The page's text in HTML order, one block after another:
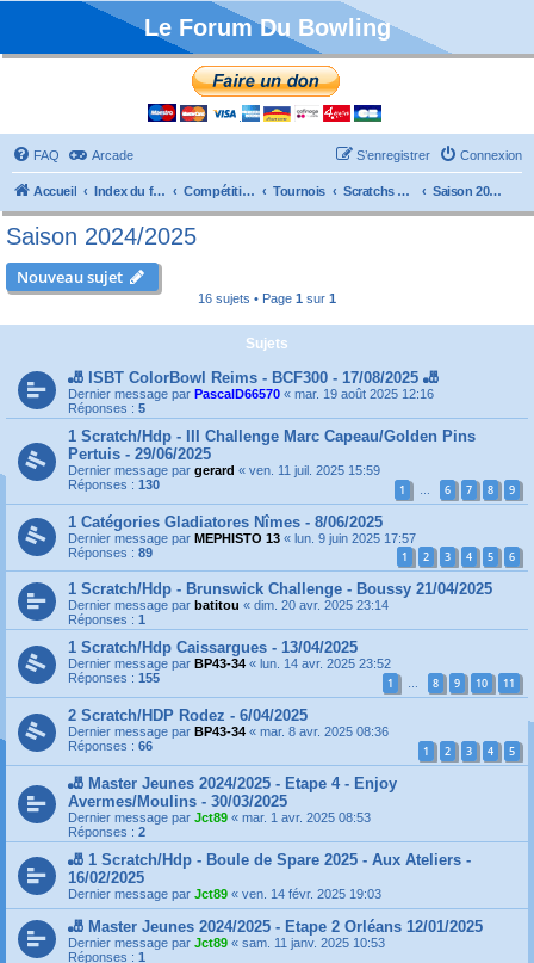
Le Forum Du Bowling
FAQ Arcade Connexion
S’enregistrer
Accueil Index du forum Compétitions Tournois Scratchs et Internationaux Saison 2024/2025
Saison 2024/2025
Nouveau sujet
16 sujets • Page 1 sur 1
Sujets
🎳 ISBT ColorBowl Reims - BCF300 - 17/08/2025 🎳
Dernier message par PascalD66570 « mar. 19 août 2025 12:16
Réponses : 5
1 Scratch/Hdp - III Challenge Marc Capeau/Golden Pins
Pertuis - 29/06/2025
Dernier message par gerard « ven. 11 juil. 2025 15:59
Réponses : 130 1 … 6 7 8 9
1 Catégories Gladiatores Nîmes - 8/06/2025
Dernier message par MEPHISTO 13 « lun. 9 juin 2025 17:57
Réponses : 89 1 2 3 4 5 6
1 Scratch/Hdp - Brunswick Challenge - Boussy 21/04/2025
Dernier message par batitou « dim. 20 avr. 2025 23:14
Réponses : 1
1 Scratch/Hdp Caissargues - 13/04/2025
Dernier message par BP43-34 « lun. 14 avr. 2025 23:52
Réponses : 155 1 … 8 9 10 11
2 Scratch/HDP Rodez - 6/04/2025
Dernier message par BP43-34 « mar. 8 avr. 2025 08:36
Réponses : 66 1 2 3 4 5
🎳 Master Jeunes 2024/2025 - Etape 4 - Enjoy
Avermes/Moulins - 30/03/2025
Dernier message par Jct89 « mar. 1 avr. 2025 08:53
Réponses : 2
🎳 1 Scratch/Hdp - Boule de Spare 2025 - Aux Ateliers -
16/02/2025
Dernier message par Jct89 « ven. 14 févr. 2025 19:03
🎳 Master Jeunes 2024/2025 - Etape 2 Orléans 12/01/2025
Dernier message par Jct89 « sam. 11 janv. 2025 10:53
Réponses : 1